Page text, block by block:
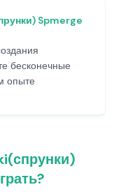
Spmerge
бесконечные
опыте